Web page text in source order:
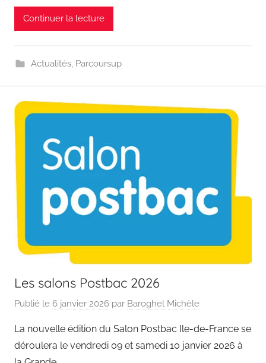
Continuer la lecture
Actualités, Parcoursup
Les salons Postbac 2026
Publié le 6 janvier 2026 par Baroghel Michèle
La nouvelle édition du Salon Postbac Ile-de-France se
déroulera le vendredi 09 et samedi 10 janvier 2026 à